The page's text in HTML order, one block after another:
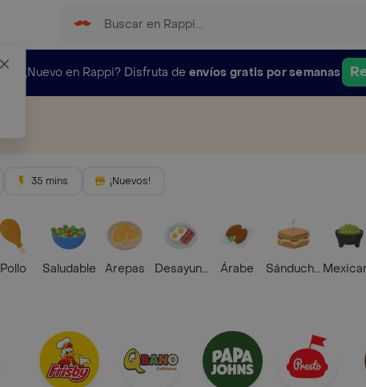
¿Nuevo en Rappi? Disfruta de envíos gratis por semanas
35 mins ¡Nuevos!
Pollo Saludable Arepas Desayunos Árabe Sánduches